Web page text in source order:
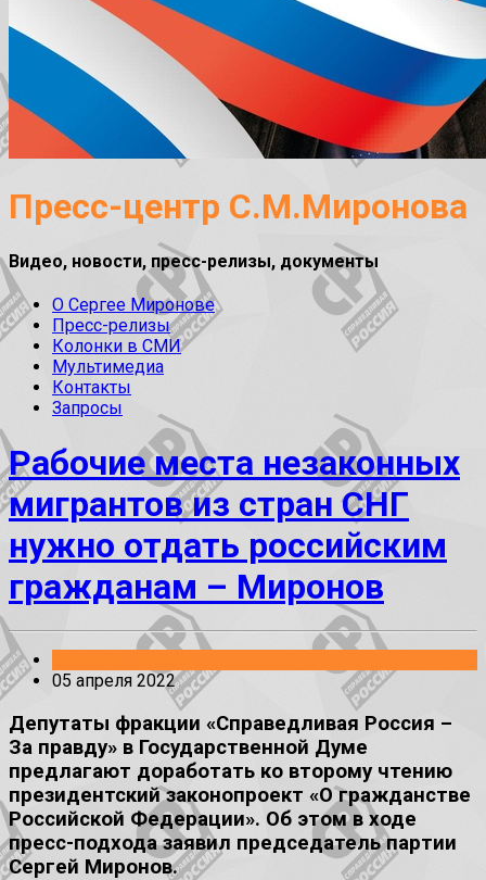
Пресс-центр С.М.Миронова
Видео, новости, пресс-релизы, документы
О Сергее Миронове
Пресс-релизы
Колонки в СМИ
Мультимедиа
Контакты
Запросы
Рабочие места незаконных
мигрантов из стран СНГ
нужно отдать российским
гражданам – Миронов
05 апреля 2022
Депутаты фракции «Справедливая Россия –
За правду» в Государственной Думе
предлагают доработать ко второму чтению
президентский законопроект «О гражданстве
Российской Федерации». Об этом в ходе
пресс-подхода заявил председатель партии
Сергей Миронов.